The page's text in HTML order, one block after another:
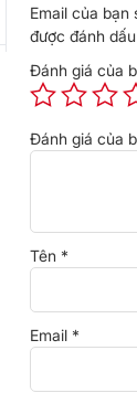
Email của bạn
được đánh dấu
Đánh giá của
Đánh giá của
Tên *
Email *